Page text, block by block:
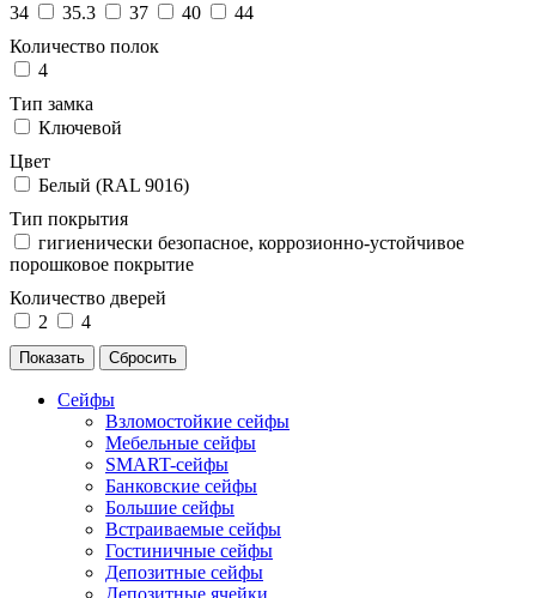
34
35.3 37 40
44
Количество полок
4
Тип замка
Ключевой
Цвет
Белый (RAL 9016)
Тип покрытия
гигиенически безопасное, коррозионно-устойчивое
порошковое покрытие
Количество дверей
2
4
Сейфы
Взломостойкие сейфы
Мебельные сейфы
SMART-сейфы
Банковские сейфы
Большие сейфы
Встраиваемые сейфы
Гостиничные сейфы
Депозитные сейфы
Депозитные ячейки